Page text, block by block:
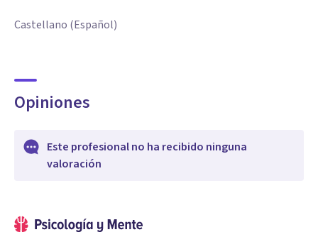
Castellano (Español)
Opiniones
Este profesional no ha recibido ninguna
valoración